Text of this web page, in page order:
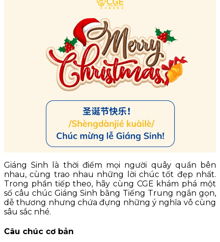
Giáng Sinh là thời điểm mọi người quây quần bên
nhau, cùng trao nhau những lời chúc tốt đẹp nhất.
Trong phần tiếp theo, hãy cùng CGE khám phá một
số câu chúc Giáng Sinh bằng Tiếng Trung ngắn gọn,
dễ thương nhưng chứa đựng những ý nghĩa vô cùng
sâu sắc nhé.
Câu chúc cơ bản